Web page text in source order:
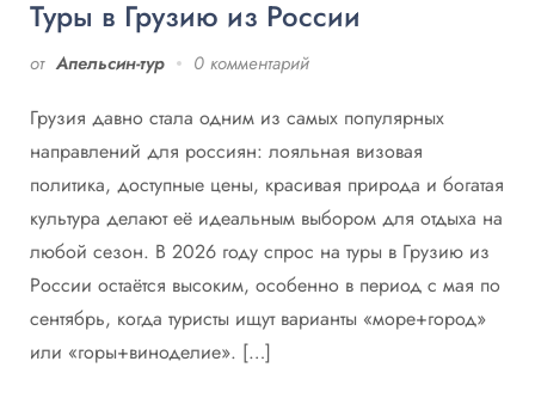
Туры в Грузию из России
от Апельсин-тур 0 комментарий
Грузия давно стала одним из самых популярных
направлений для россиян: лояльная визовая
политика, доступные цены, красивая природа и богатая
культура делают её идеальным выбором для отдыха на
любой сезон. В 2026 году спрос на туры в Грузию из
России остаётся высоким, особенно в период с мая по
сентябрь, когда туристы ищут варианты «море+город»
или «горы+виноделие». […]